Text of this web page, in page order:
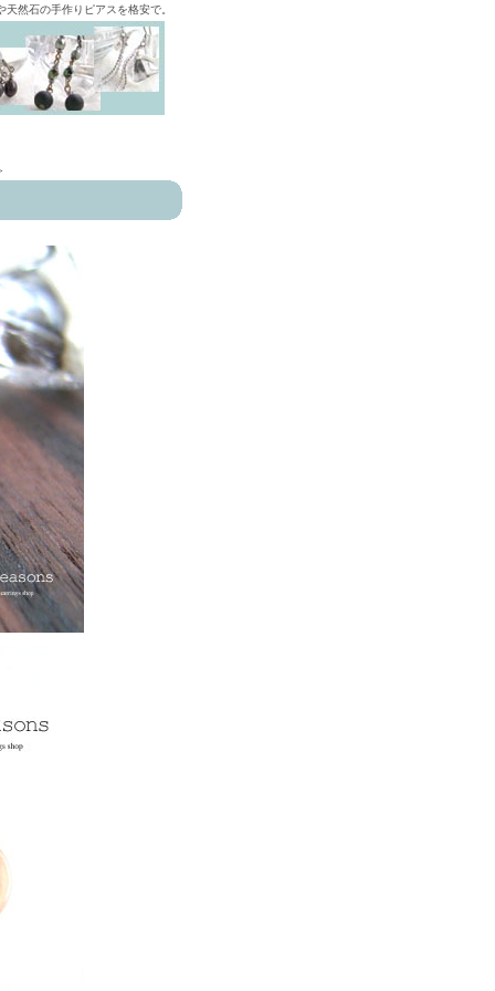
然石の手作りピアスを格安で。